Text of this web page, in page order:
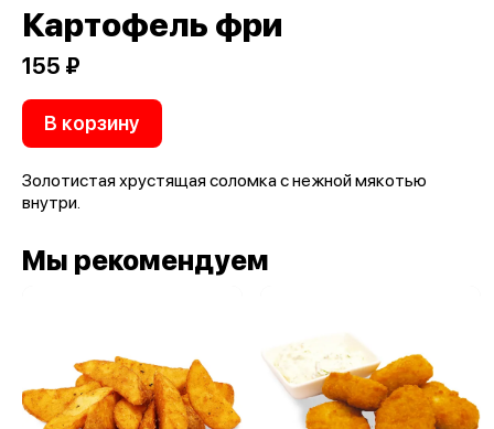
Картофель фри
155 ₽
В корзину
Золотистая хрустящая соломка с нежной мякотью
внутри.
Мы рекомендуем